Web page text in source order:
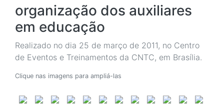
organização dos auxiliares
em educação
Realizado no dia 25 de março de 2011, no Centro
de Eventos e Treinamentos da CNTC, em Brasília.
Clique nas imagens para ampliá-las